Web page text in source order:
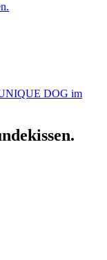
DOG im